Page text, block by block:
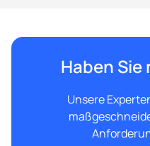
Haben Sie
Unsere